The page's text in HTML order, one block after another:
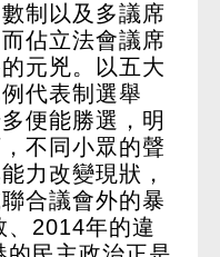
制以及多議席
佔立法會議席
元兇。以五大
代表制選舉
便能勝選，明
不同小眾的聲
力改變現狀，
合議會外的暴
、2014年的違